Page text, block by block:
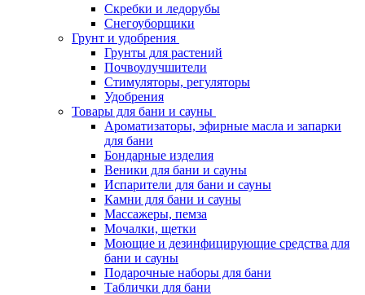
Скребки и ледорубы
Снегоуборщики
Грунт и удобрения
Грунты для растений
Почвоулучшители
Стимуляторы, регуляторы
Удобрения
Товары для бани и сауны
Ароматизаторы, эфирные масла и запарки
для бани
Бондарные изделия
Веники для бани и сауны
Испарители для бани и сауны
Камни для бани и сауны
Массажеры, пемза
Мочалки, щетки
Моющие и дезинфицирующие средства для
бани и сауны
Подарочные наборы для бани
Таблички для бани